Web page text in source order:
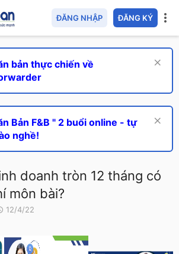
ĐĂNG NHẬP ĐĂNG KÝ
bản thực chiến về
Bản F&B " 2 buổi online - tự
nghề!
doanh tròn 12 tháng có
môn bài?
N
g
12/4/22